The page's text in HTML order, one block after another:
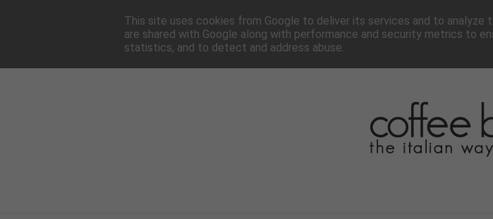
HOME NEWSLETTER CHI SIAMO▼ PAGINE▼
This site uses cookies from Google to deliver its services and to analyze
are shared with Google along with performance and security metrics to
statistics, and to detect and address abuse.